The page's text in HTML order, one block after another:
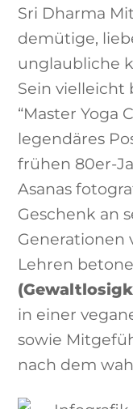
Sri Dharma
demütige,
unglaubliche
Sein vielleicht
“Master Yoga
legendäres
frühen 80er-
Asanas
Geschenk an
Generationen
Lehren
in einer
sowie
nach dem